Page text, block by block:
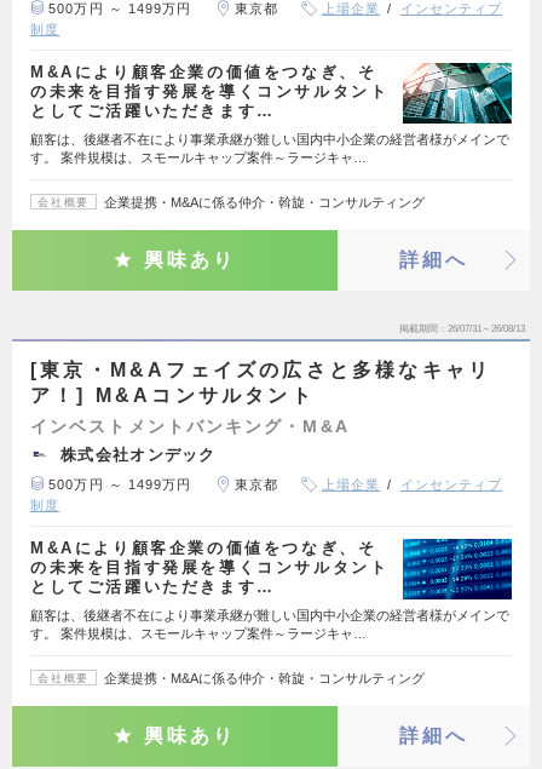
500万円 ～ 1499万円 東京都 上場企業
インセンティブ
制度
M&Aにより顧客企業の価値をつなぎ、そ
の未来を目指す発展を導くコンサルタント
としてご活躍いただきます…
顧客は、後継者不在により事業承継が難しい国内中小企業の経営者様がメインで
す。 案件規模は、スモールキャップ案件～ラージキャ…
会社概要 企業提携・M&Aに係る仲介・斡旋・コンサルティング
興味あり 詳細へ
掲載期間 26/07/31～26/08/13
[東京・M&Aフェイズの広さと多様なキャリ
ア！] M&Aコンサルタント
インベストメントバンキング・M&A
株式会社オンデック
500万円 ～ 1499万円 東京都 上場企業
インセンティブ
制度
M&Aにより顧客企業の価値をつなぎ、そ
の未来を目指す発展を導くコンサルタント
としてご活躍いただきます…
顧客は、後継者不在により事業承継が難しい国内中小企業の経営者様がメインで
す。 案件規模は、スモールキャップ案件～ラージキャ…
会社概要 企業提携・M&Aに係る仲介・斡旋・コンサルティング
興味あり 詳細へ